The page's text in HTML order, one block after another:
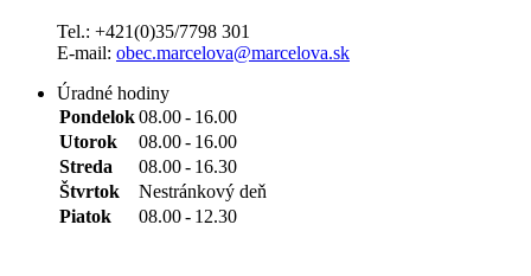
Tel.: +421(0)35/7798 301
E-mail: obec.marcelova@marcelova.sk
Úradné hodiny
Pondelok08.00- 16.00
Utorok
08.00- 16.00
Streda
08.00- 16.30
Štvrtok
Nestránkový deň
Piatok
08.00- 12.30